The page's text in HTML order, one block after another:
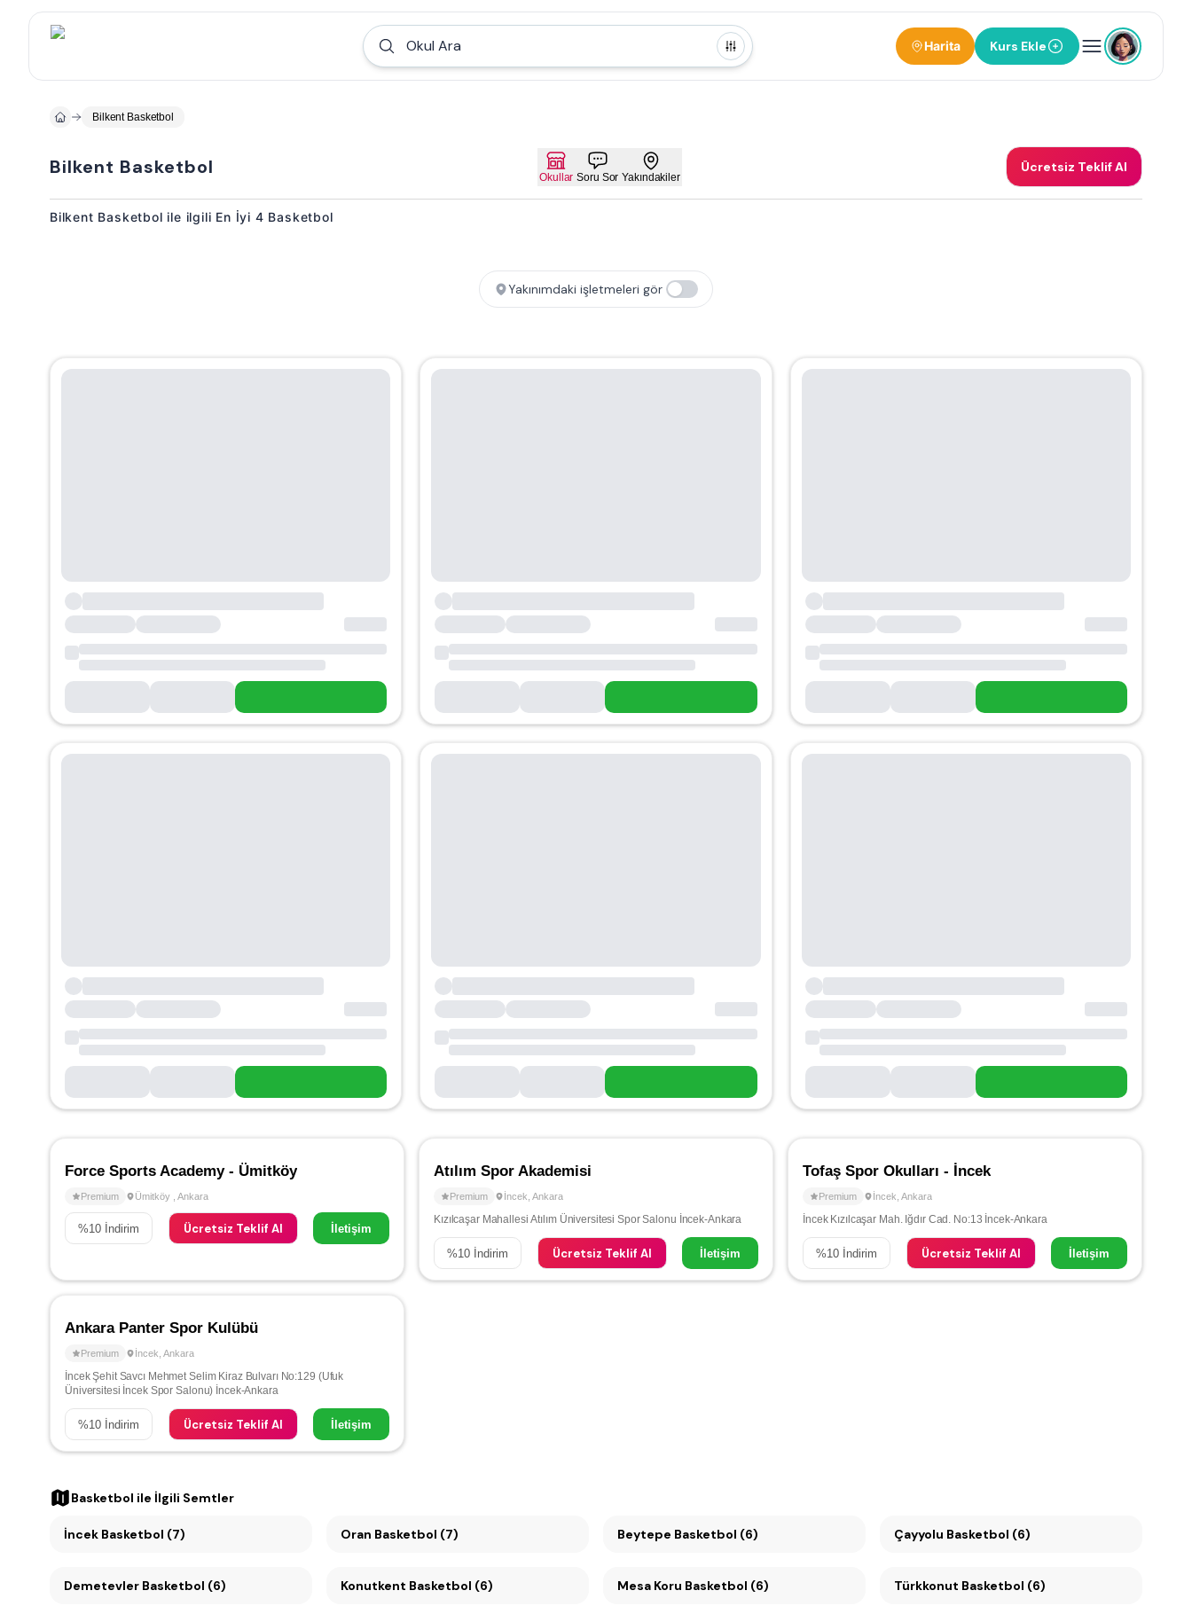
Okul Ara Harita Kurs Ekle
Bilkent Basketbol
Bilkent Basketbol Okullar Soru Sor Yakındakiler
Ücretsiz Teklif Al
Bilkent Basketbol ile ilgili En İyi 4 Basketbol
Yakınımdaki işletmeleri gör
Force Sports Academy - Ümitköy
Premium Ümitköy Ankara
%10 İndirim Ücretsiz Teklif Al İletişim
Atılım Spor Akademisi
Premium İncek Ankara
Kızılcaşar Mahallesi Atılım Üniversitesi Spor Salonu İncek-Ankara
%10 İndirim Ücretsiz Teklif Al İletişim
Tofaş Spor Okulları - İncek
Premium İncek Ankara
İncek Kızılcaşar Mah. Iğdır Cad. No:13 İncek-Ankara
%10 İndirim Ücretsiz Teklif Al İletişim
Ankara Panter Spor Kulübü
Premium İncek Ankara
İncek Şehit Savcı Mehmet Selim Kiraz Bulvarı No:129 (Ufuk
Üniversitesi İncek Spor Salonu) İncek-Ankara
%10 İndirim Ücretsiz Teklif Al İletişim
Basketbol ile İlgili Semtler
İncek Basketbol (7) Oran Basketbol (7) Beytepe Basketbol (6) Çayyolu Basketbol (6)
Demetevler Basketbol (6) Konutkent Basketbol (6) Mesa Koru Basketbol (6) Türkkonut Basketbol (6)